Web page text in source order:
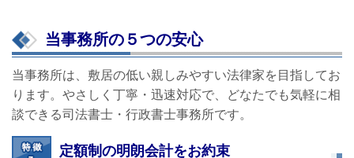
当事務所の５つの安心
当事務所は、敷居の低い親しみやすい法律家を目指してお
ります。やさしく丁寧・迅速対応で、どなたでも気軽に相
談できる司法書士・行政書士事務所です。
定額制の明朗会計をお約束